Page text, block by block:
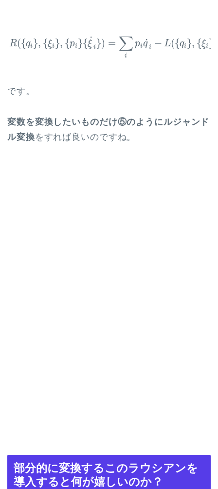
R({qi}, {ξi}, {pi}{˙
ξ i}) = ∑
i
pi ˙
q i − L({qi}, {ξi}
R ({ i ξ , p i { ξ =∑ip q i} {ξ , q˙
です。
変数を変換したいものだけ⑤のようにルジャンド
ル変換をすれば良いのですね。
部分的に変換するこのラウシアンを
導入すると何が嬉しいのか？